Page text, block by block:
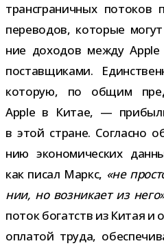
транс­гра­нич­ных
пере­во­дов, кото­рые
ние дохо­дов между
постав­щи­ками.
кото­рую, по общим
Apple в Китае, —
в этой стране. Согласно
нию эко­но­ми­че­ских
как писал Маркс, «не
нии, но воз­ни­кает из
поток богатств из Китая и
опла­той труда,